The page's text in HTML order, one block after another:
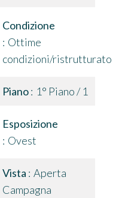
Condizione
Ottime
condizioni/ristrutturato
Piano 1° Piano / 1
Esposizione
Ovest
Vista Aperta
Campagna